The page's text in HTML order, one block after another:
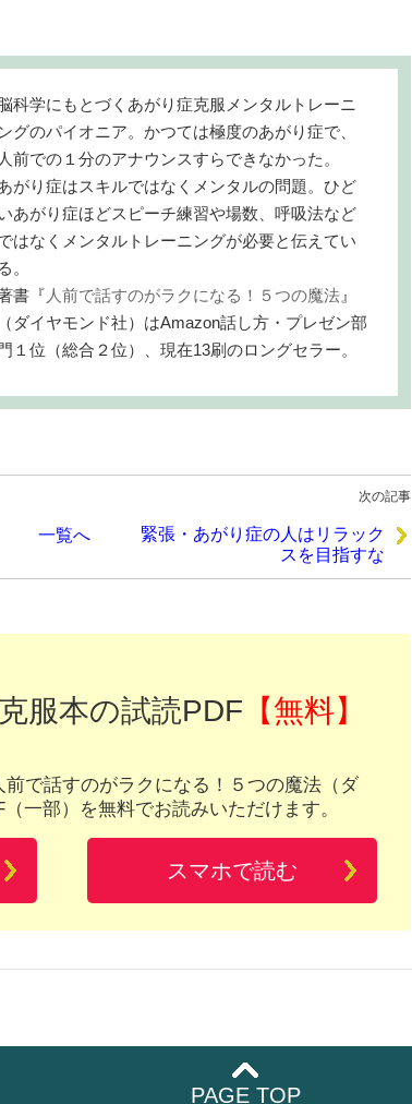
科学にもとづくあがり症克服メンタルトレーニ
ングのパイオニア。かつては極度のあがり症で、
人前での１分のアナウンスすらできなかった。
がり症はスキルではなくメンタルの問題。ひど
あがり症ほどスピーチ練習や場数、呼吸法など
はなくメンタルトレーニングが必要と伝えてい
る。
書『 人前で話すのがラクになる！５つの魔法』
（ダイヤモンド社）はAmazon話し方・プレゼン部
１位（総合２位）、現在13刷のロングセラー。
一覧へ
次の記事
緊張・あがり症の人はリラック
スを目指すな
服本の試読PDF 【無料】
で話すのがラクになる！５つの魔法（ダ
一部）を無料でお読みいただけます。
スマホで読む
PAGE TOP